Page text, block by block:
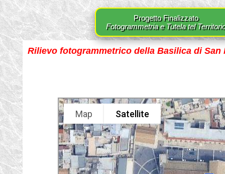
Progetto Finalizzato
Fotogrammetria e Tutela tel
Rilievo fotogrammetrico della Basilica di San